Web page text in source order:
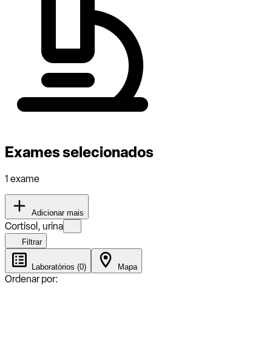
Exames selecionados
1 exame
Adicionar mais
Cortisol, urina
Filtrar
Laboratórios (0) Mapa
Ordenar por: